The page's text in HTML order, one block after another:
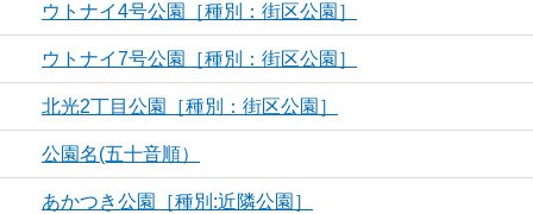
ウトナイ4号公園［種別：街区公園］
ウトナイ7号公園［種別：街区公園］
北光2丁目公園［種別：街区公園］
公園名(五十音順）
あかつき公園［種別:近隣公園］